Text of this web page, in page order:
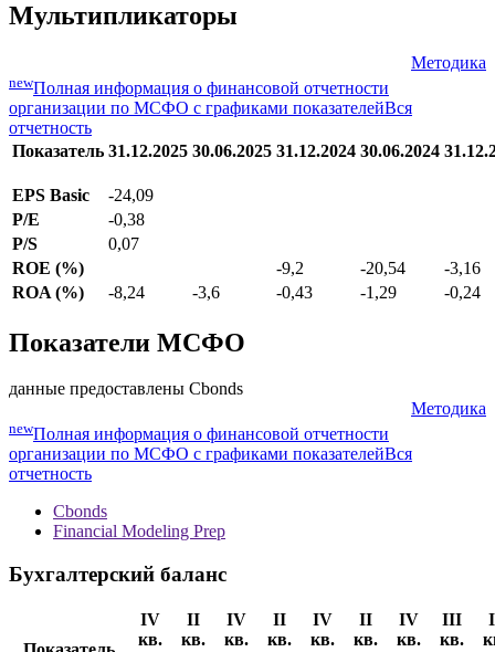
Мультипликаторы
Методика
newПолная информация о финансовой отчетности
организации по МСФО с графиками показателейВся
отчетность
Показатель 31.12.2025 30.06.2025 31.12.2024 30.06.2024
EPS Basic
-24,09
P/E
-0,38
P/S
0,07
ROE (%)
-9,2 -20,54
-3,16
ROA (%)
-8,24 -3,6 -0,43 -1,29 -0,24
Показатели МСФО
данные предоставлены Cbonds
Методика
newПолная информация о финансовой отчетности
организации по МСФО с графиками показателейВся
отчетность
Cbonds
Financial Modeling Prep
Бухгалтерский баланс
IV
кв.
II
кв.
IV
кв.
II
кв.
IV
кв.
II
кв.
IV
кв.
III
кв.